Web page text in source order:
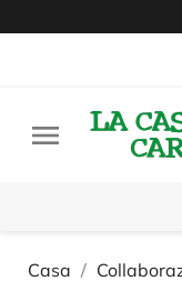

Casa